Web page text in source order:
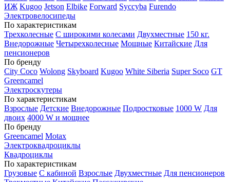
ИЖ Kugoo Jetson Elbike Forward Syccyba Furendo
Электровелосипеды
По характеристикам
Трехколесные С широкими колесами Двухместные 150 кг.
Внедорожные Четырехколесные Мощные Китайские Для
пенсионеров
По бренду
City Coco Wolong Skyboard Kugoo White Siberia Super Soco GT
Greencamel
Электроскутеры
По характеристикам
Взрослые Детские Внедорожные Подростковые 1000 W Для
двоих 4000 W и мощнее
По бренду
Greencamel Motax
Электроквадроциклы
Квадроциклы
По характеристикам
Грузовые С кабиной Взрослые Двухместные Для пенсионеров